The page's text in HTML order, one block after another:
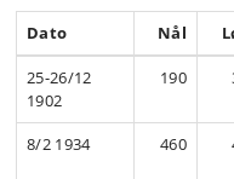
Dato Nål
25-26/12
1902
190
8/2 1934 460